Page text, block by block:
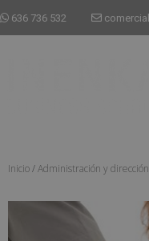
636 736 532
Inicio/Administración y